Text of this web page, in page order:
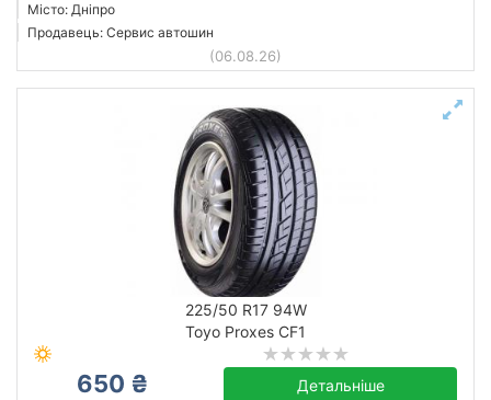
Місто: Дніпро
Продавець: Сервис автошин
(06.08.26)
225/50 R17 94W
Toyo Proxes CF1
650 ₴ Детальніше